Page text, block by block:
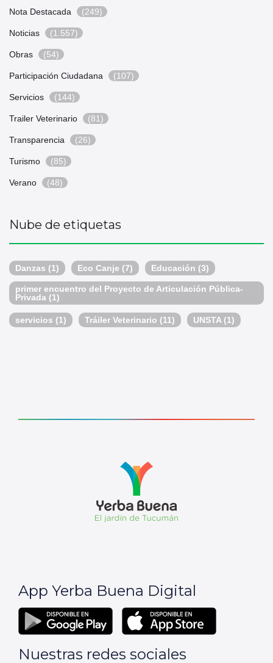
Nota Destacada (249)
Noticias (1.557)
Obras (54)
Participación Ciudadana (107)
Servicios (144)
Trailer Veterinario (81)
Transparencia (26)
Turismo (85)
Verano (48)
Nube de etiquetas
Danzas (1) Eco Canje (7) Educación (3)
primer encuentro del Proyecto de Articulación Pública-
Privada (1)
servicios (1) Tráiler Veterinario (11) UNSTA (1)
App Yerba Buena Digital
Nuestras redes sociales